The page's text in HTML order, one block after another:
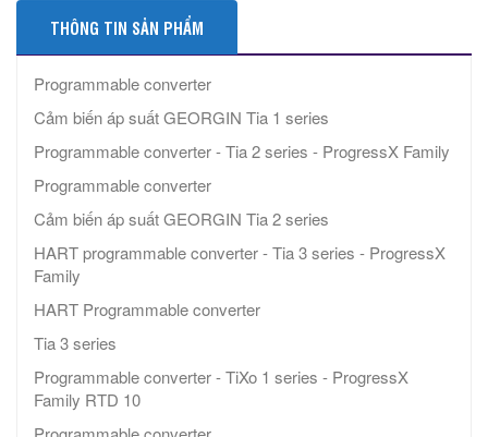
THÔNG TIN SẢN PHẨM
Programmable converter
Cảm biến áp suất GEORGIN Tia 1 series
Programmable converter - Tia 2 series - ProgressX Family
Programmable converter
Cảm biến áp suất GEORGIN Tia 2 series
HART programmable converter - Tia 3 series - ProgressX
Family
HART Programmable converter
Tia 3 series
Programmable converter - TiXo 1 series - ProgressX
Family RTD 10